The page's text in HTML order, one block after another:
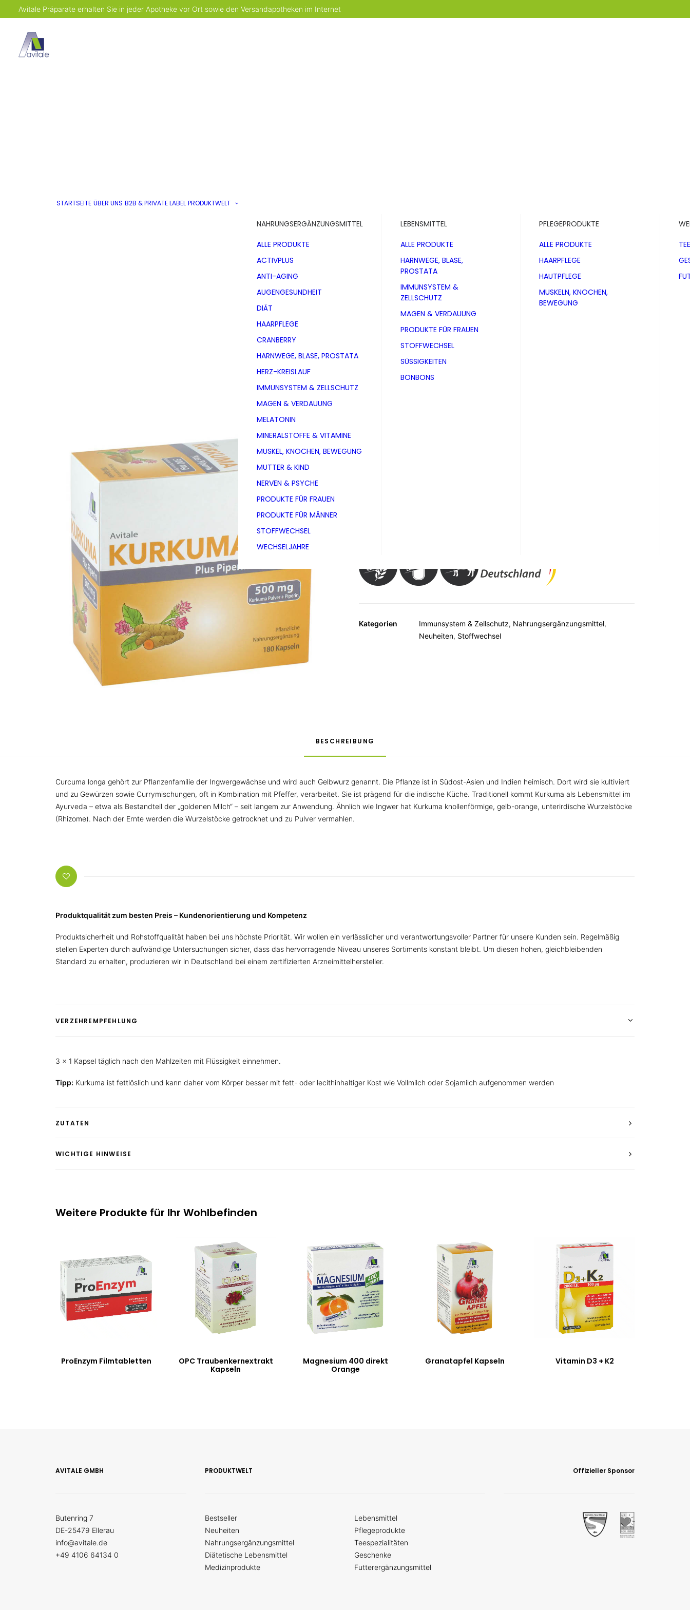
Avitale Präparate erhalten Sie in jeder Apotheke vor Ort sowie den Versandapotheken im Internet
STARTSEITE ÜBER UNS B2B & PRIVATE LABEL PRODUKTWELT
NAHRUNGSERGÄNZUNGSMITTEL
ALLE PRODUKTE
ACTIVPLUS
ANTI-AGING
AUGENGESUNDHEIT
DIÄT
HAARPFLEGE
CRANBERRY
HARNWEGE, BLASE, PROSTATA
HERZ-KREISLAUF
IMMUNSYSTEM & ZELLSCHUTZ
MAGEN & VERDAUUNG
MELATONIN
MINERALSTOFFE & VITAMINE
MUSKEL, KNOCHEN, BEWEGUNG
MUTTER & KIND
NERVEN & PSYCHE
PRODUKTE FÜR FRAUEN
PRODUKTE FÜR MÄNNER
STOFFWECHSEL
WECHSELJAHRE
LEBENSMITTEL
ALLE PRODUKTE
HARNWEGE, BLASE,
PROSTATA
IMMUNSYSTEM &
ZELLSCHUTZ
MAGEN & VERDAUUNG
PRODUKTE FÜR FRAUEN
STOFFWECHSEL
SÜSSIGKEITEN
BONBONS
PFLEGEPRODUKTE
ALLE PRODUKTE
HAARPFLEGE
HAUTPFLEGE
MUSKELN, KNOCHEN,
BEWEGUNG
Kategorien Immunsystem & Zellschutz, Nahrungsergänzungsmittel,
Neuheiten, Stoffwechsel
BESCHREIBUNG
Curcuma longa gehört zur Pflanzenfamilie der Ingwergewächse und wird auch Gelbwurz genannt. Die Pflanze ist in Südost-Asien und Indien heimisch. Dort wird sie kultiviert
und zu Gewürzen sowie Currymischungen, oft in Kombination mit Pfeffer, verarbeitet. Sie ist prägend für die indische Küche. Traditionell kommt Kurkuma als Lebensmittel im
Ayurveda – etwa als Bestandteil der „goldenen Milch“ – seit langem zur Anwendung. Ähnlich wie Ingwer hat Kurkuma knollenförmige, gelb-orange, unterirdische Wurzelstöcke
(Rhizome). Nach der Ernte werden die Wurzelstöcke getrocknet und zu Pulver vermahlen.
Produktqualität zum besten Preis – Kundenorientierung und Kompetenz
Produktsicherheit und Rohstoffqualität haben bei uns höchste Priorität. Wir wollen ein verlässlicher und verantwortungsvoller Partner für unsere Kunden sein. Regelmäßig
stellen Experten durch aufwändige Untersuchungen sicher, dass das hervorragende Niveau unseres Sortiments konstant bleibt. Um diesen hohen, gleichbleibenden
Standard zu erhalten, produzieren wir in Deutschland bei einem zertifizierten Arzneimittelhersteller.
VERZEHREMPFEHLUNG
3 x 1 Kapsel täglich nach den Mahlzeiten mit Flüssigkeit einnehmen.
Tipp: Kurkuma ist fettlöslich und kann daher vom Körper besser mit fett- oder lecithinhaltiger Kost wie Vollmilch oder Sojamilch aufgenommen werden
ZUTATEN
WICHTIGE HINWEISE
Weitere Produkte für Ihr Wohlbefinden
ProEnzym Filmtabletten
OPC Traubenkernextrakt
Kapseln
Magnesium 400 direkt
Orange
Granatapfel Kapseln Vitamin D3 + K2
AVITALE GMBH
Butenring 7
DE-25479 Ellerau
info@avitale.de
+49 4106 64134 0
PRODUKTWELT
Bestseller
Neuheiten
Nahrungsergänzungsmittel
Diätetische Lebensmittel
Medizinprodukte
Lebensmittel
Pflegeprodukte
Teespezialitäten
Geschenke
Futterergänzungsmittel
Offizieller Sponsor